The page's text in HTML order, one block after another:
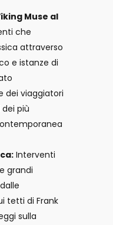
Muse al
che
attraverso
e istanze di
dei viaggiatori
più
Interventi
grandi
tetti di Frank
sulla